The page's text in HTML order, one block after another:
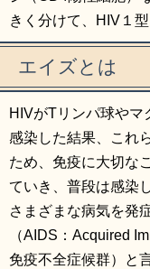
きく分けて、HIV１
エイズとは
HIVがTリンパ球やマ
感染した結果、これ
ため、免疫に大切な
ていき、普段は感染
さまざまな病気を発
（AIDS：Acquired
免疫不全症候群）と